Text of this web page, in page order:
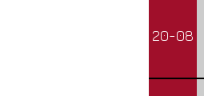
20-08